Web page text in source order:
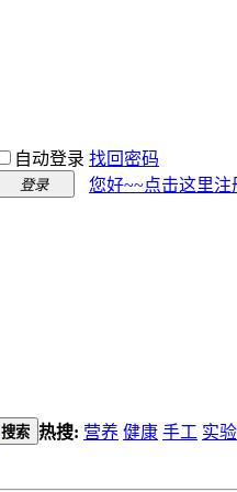
自动登录 找回密码
登录
您好~~点击这里注
搜索 热搜: 营养 健康 手工 实验